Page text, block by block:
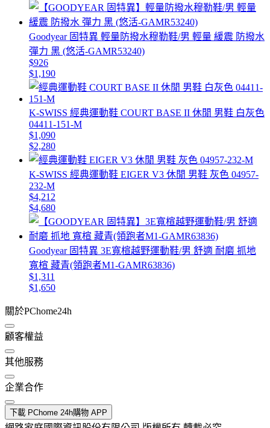
Goodyear 固特異 輕量防撥水穆勒鞋/男 輕量 緩震 防撥水
彈力 黑 (悠活-GAMR53240)
$926
$1,190
K-SWISS 經典運動鞋 COURT BASE II 休閒 男鞋 白灰色
04411-151-M
$1,090
$2,280
K-SWISS 經典運動鞋 EIGER V3 休閒 男鞋 灰色 04957-
232-M
$4,212
$4,680
Goodyear 固特異 3E寬楦越野運動鞋/男 舒適 耐磨 抓地
寬楦 藏青(領跑者M1-GAMR63836)
$1,311
$1,650
關於PChome24h
顧客權益
其他服務
企業合作
下載 PChome 24h購物 APP